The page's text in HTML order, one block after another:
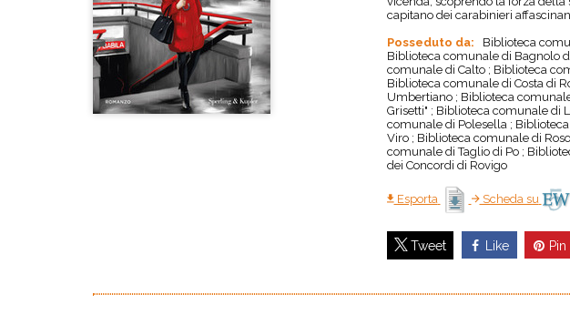
capitano dei carabinieri
Posseduto da:
Biblioteca
Biblioteca comunale di Bagnolo
comunale di Calto ; Biblioteca
Biblioteca comunale di Costa di
Umbertiano ; Biblioteca
Grisetti" ; Biblioteca comunale di
comunale di Polesella ;
Viro ; Biblioteca comunale di
comunale di Taglio di Po ;
dei Concordi di Rovigo
Esporta Scheda su
Tweet Like Pin